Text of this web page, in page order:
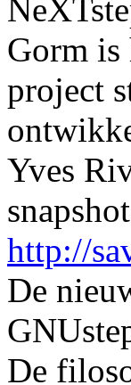
Gorm is
project
Yves
http://
De
De